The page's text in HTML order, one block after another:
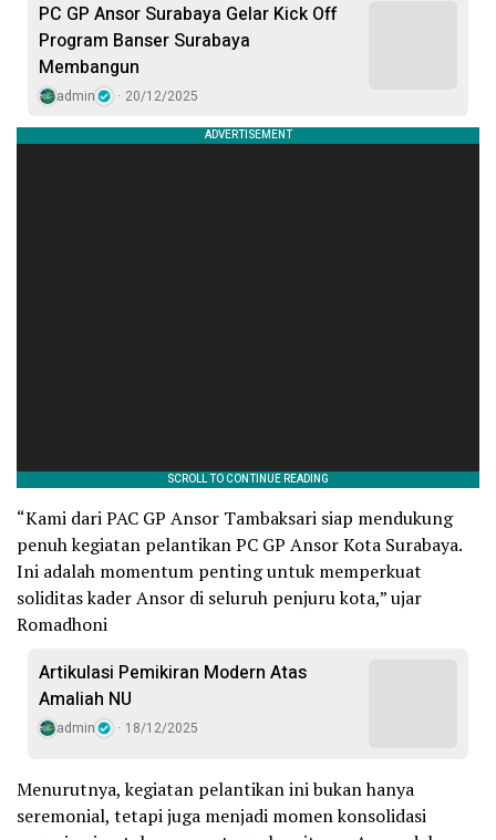
PC GP Ansor Surabaya Gelar Kick Off
Program Banser Surabaya
Membangun
admin 20/12/2025
“Kami dari PAC GP Ansor Tambaksari siap mendukung
penuh kegiatan pelantikan PC GP Ansor Kota Surabaya.
Ini adalah momentum penting untuk memperkuat
soliditas kader Ansor di seluruh penjuru kota,” ujar
Romadhoni
Artikulasi Pemikiran Modern Atas
Amaliah NU
admin 18/12/2025
Menurutnya, kegiatan pelantikan ini bukan hanya
seremonial, tetapi juga menjadi momen konsolidasi